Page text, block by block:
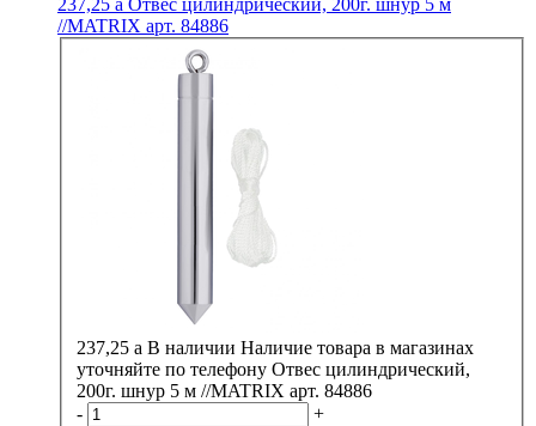
//MATRIX арт. 84886
237,25 a В наличии Наличие товара в магазинах
уточняйте по телефону Отвес цилиндрический,
200г. шнур 5 м //MATRIX арт. 84886
-
+